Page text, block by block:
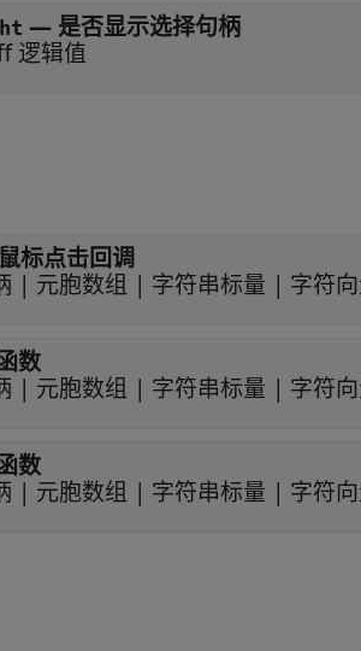
— 是否显示选择句柄
逻辑值
鼠标点击回调
| 元胞数组 | 字符串标量 | 字符
数
| 元胞数组 | 字符串标量 | 字符
数
| 元胞数组 | 字符串标量 | 字符